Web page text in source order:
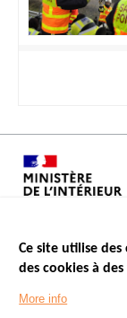
Menu
Footer
LES SITES PUBLICS
Ce site utilise
des cookies à
More info